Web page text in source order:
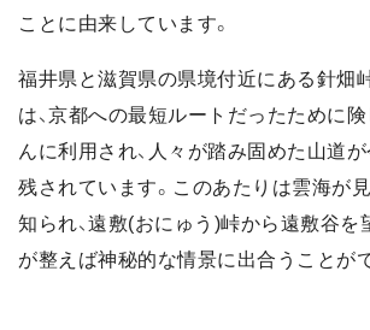
ことに由来しています。
福井県と滋賀県の県境付近にある針畑
は、京都への最短ルートだったために
んに利用され、人々が踏み固めた山道
残されています。このあたりは雲海が
知られ、遠敷(おにゅう)峠から遠敷谷を
が整えば神秘的な情景に出合うことが